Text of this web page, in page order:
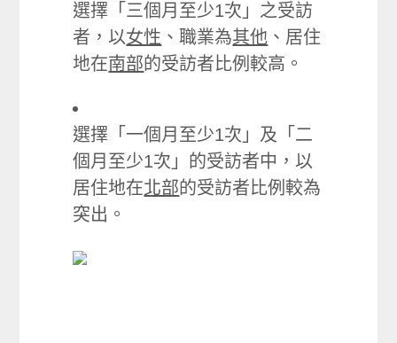
選擇「三個月至少1次」之受訪
者，以女性 、職業為其他 、居住
地在南部的受訪者比例較高。
選擇「一個月至少1次」及「二
個月至少1次」的受訪者中，以
居住地在北部的受訪者比例較為
突出。